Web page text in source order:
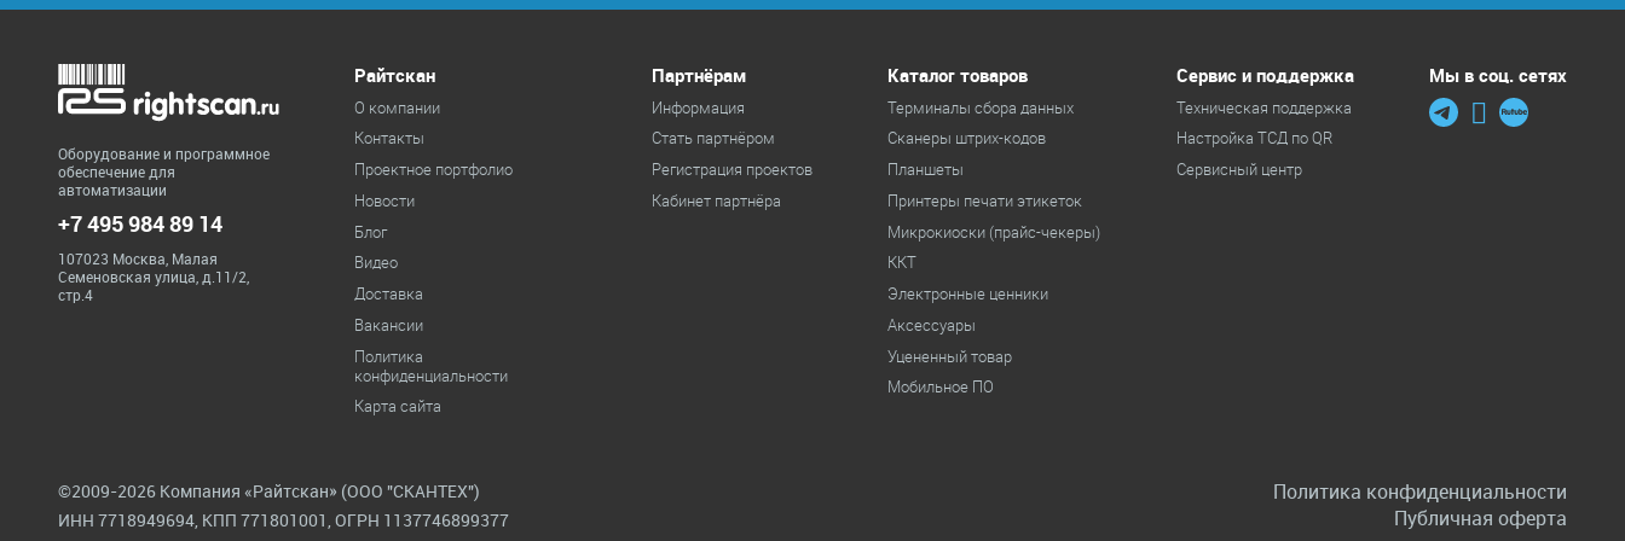
Оборудование и программное
обеспечение для
автоматизации
+7 495 984 89 14
107023 Москва, Малая
Семеновская улица, д.11/2,
стр.4
Райтскан
О компании
Контакты
Проектное портфолио
Новости
Блог
Видео
Доставка
Вакансии
Политика
конфиденциальности
Карта сайта
Партнёрам
Информация
Стать партнёром
Регистрация проектов
Кабинет партнёра
Каталог товаров
Терминалы сбора данных
Cканеры штрих-кодов
Планшеты
Принтеры печати этикеток
Микрокиоски (прайс-чекеры)
ККТ
Электронные ценники
Аксессуары
Уцененный товар
Мобильное ПО
Сервис и поддержка
Техническая поддержка
Настройка ТСД по QR
Сервисный центр
Мы в соц. сетях
©2009-2026 Компания «Райтскан» (ООО "СКАНТЕХ") Политика конфиденциальности
ИНН 7718949694, КПП 771801001, ОГРН 1137746899377 Публичная оферта